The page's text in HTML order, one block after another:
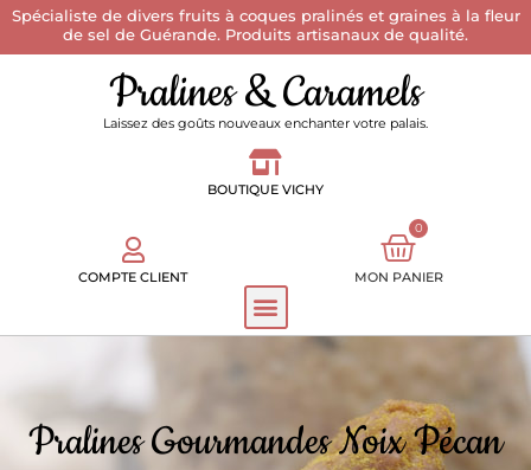
Spécialiste de divers fruits à coques pralinés et graines à la fleur
de sel de Guérande. Produits artisanaux de qualité.
Pralines & Caramels
Laissez des goûts nouveaux enchanter votre palais.
BOUTIQUE VICHY
COMPTE CLIENT
0
MON PANIER
Pralines Gourmandes Noix Pécan